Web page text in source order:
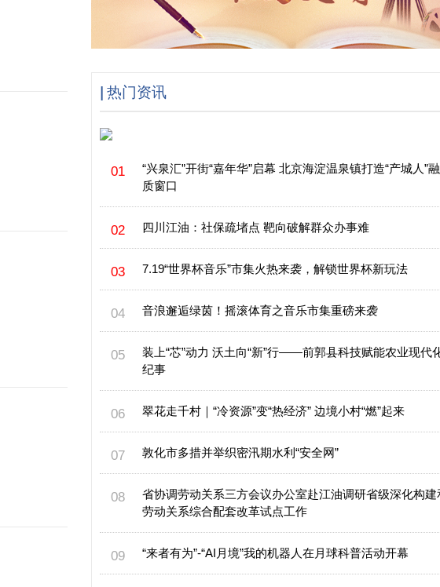
热门资讯
“兴泉汇”开街“嘉年华”启幕 北京海淀温泉镇打造“产城人”
质窗口
四川江油：社保疏堵点 靶向破解群众办事难
7.19“世界杯音乐”市集火热来袭，解锁世界杯新玩法
音浪邂逅绿茵！摇滚体育之音乐市集重磅来袭
装上“芯”动力 沃土向“新”行——前郭县科技赋能农业现代
纪事
翠花走千村｜“冷资源”变“热经济” 边境小村“燃”起来
敦化市多措并举织密汛期水利“安全网”
省协调劳动关系三方会议办公室赴江油调研省级深化构建
劳动关系综合配套改革试点工作
“来者有为”-“AI月境”我的机器人在月球科普活动开幕